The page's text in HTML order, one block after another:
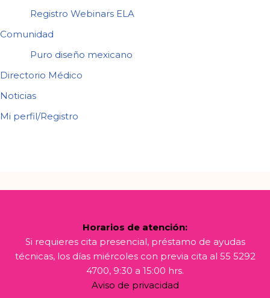
Registro Webinars ELA
Comunidad
Puro diseño mexicano
Directorio Médico
Noticias
Mi perfil/Registro
Horarios de atención:
Si requieres cita presencial, préstamo de ayudas
técnicas, los días miércoles con previa cita al 55 5292
4700, 9:30 a 15:00 hrs.
Aviso de privacidad